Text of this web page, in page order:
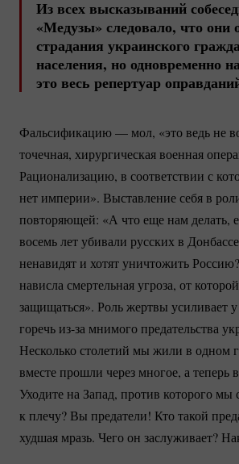
Из всех высказываний
«Медузы» следовало, что они
страдания украинского
населения, но одновременно
это весь репертуар
Фальсификацию — мол, «это ведь не
точечная, хирургическая военная
Рационализацию, в соответствии с
нет империи». Выставление себя в
повторяющей: «А что еще нам делать,
восемь лет убивали русских в
ненавидят и хотят уничтожить
нависла смертельная угроза, от
защищаться». Роль жертвы усиливает
горечьиз-за мнимого предательства
Несколько столетий мы жили в одном
вместе прошли через многое, а теперь
Уходите на Запад, против которого мы
к плечу? Вы предатели! Кто такой
худшая мразь. Чего он заслуживает?